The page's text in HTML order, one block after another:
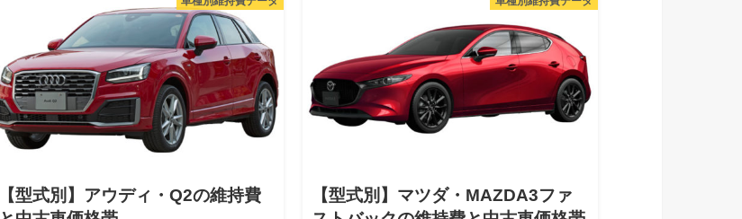
【型式別】アウディ・Q2の維持費
【型式別】マツダ・MAZDA3ファ